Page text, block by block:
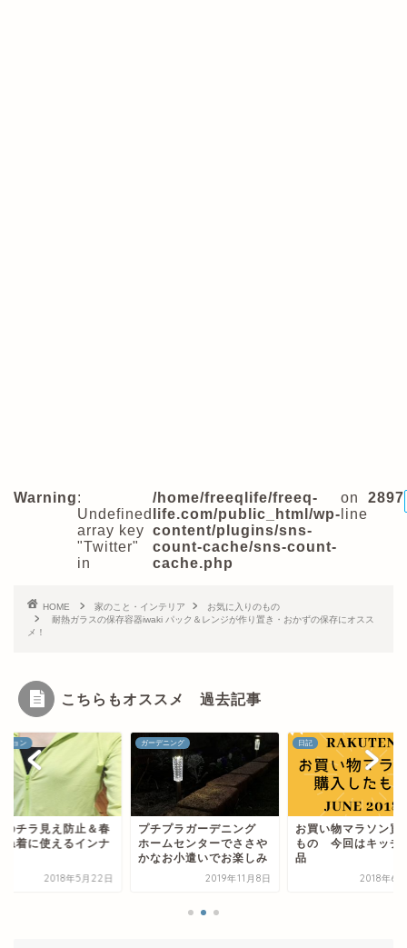
Warning:
Undefined
array key
"Twitter"
in
/home/freeqlife/freeq-
life.com/public_html/wp-
content/plugins/sns-
count-cache/sns-count-
cache.php
on
line
2897
HOME 家のこと・インテリア
お気に入りのもの
耐熱ガラスの保存容器iwaki パック＆レンジが作り置き・おかずの保存にオスス
メ！
こちらもオススメ 過去記事
ニング
プラガーデニング
ムセンターでささや
2019年11月8日
日記
お買い物マラソン買った
もの 今回はキッチン用
品
2018年6月26日
ファッション
下着のチラ見え防止
夏重ね着に使えるイ
ー4選
2018年5